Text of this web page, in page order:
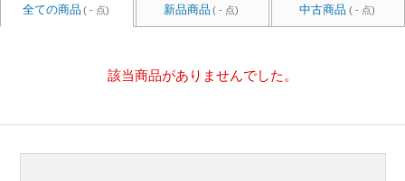
全ての商品 ( - 点) 新品商品 ( - 点) 中古商品 ( - 点)
該当商品がありませんでした。